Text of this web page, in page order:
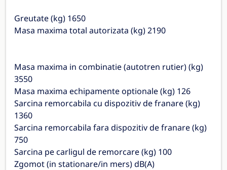
Greutate (kg) 1650
Masa maxima total autorizata (kg) 2190
Masa maxima in combinatie (autotren rutier) (kg)
3550
Masa maxima echipamente optionale (kg) 126
Sarcina remorcabila cu dispozitiv de franare (kg)
1360
Sarcina remorcabila fara dispozitiv de franare (kg)
750
Sarcina pe carligul de remorcare (kg) 100
Zgomot (in stationare/in mers) dB(A)